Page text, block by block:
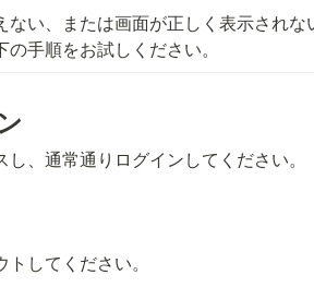
い、または画面が正しく表示され
手順をお試しください。
、通常通りログインしてください。
してください。